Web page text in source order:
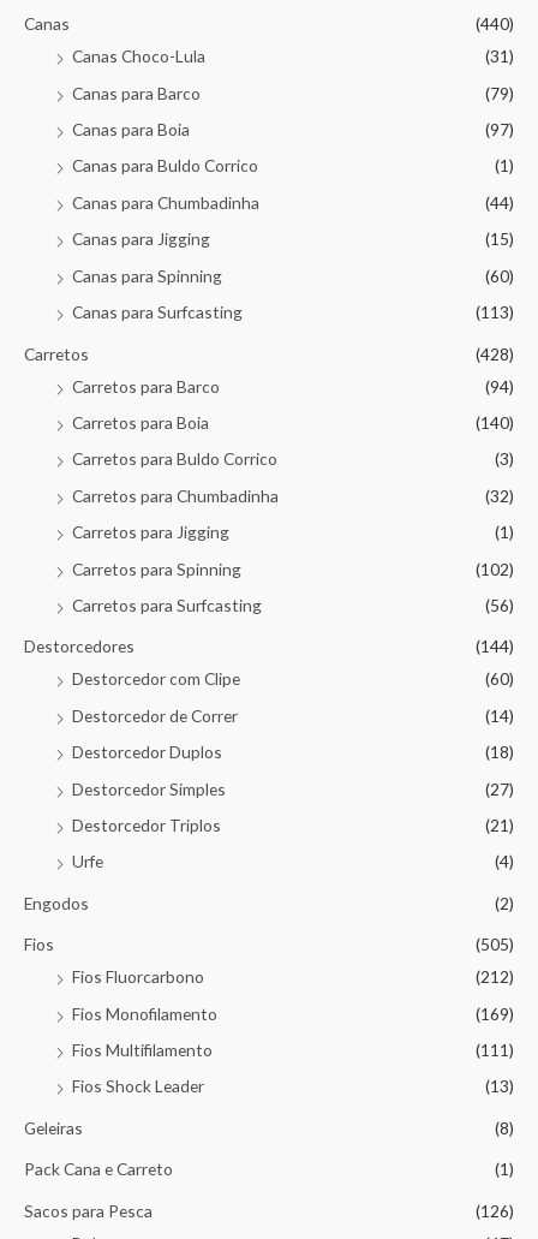
Canas
(440)
Canas Choco-Lula
(31)
Canas para Barco
(79)
Canas para Boia
(97)
Canas para Buldo Corrico
(1)
Canas para Chumbadinha
(44)
Canas para Jigging
(15)
Canas para Spinning
(60)
Canas para Surfcasting
(113)
Carretos
(428)
Carretos para Barco
(94)
Carretos para Boia
(140)
Carretos para Buldo Corrico
(3)
Carretos para Chumbadinha
(32)
Carretos para Jigging
(1)
Carretos para Spinning
(102)
Carretos para Surfcasting
(56)
Destorcedores
(144)
Destorcedor com Clipe
(60)
Destorcedor de Correr
(14)
Destorcedor Duplos
(18)
Destorcedor Simples
(27)
Destorcedor Triplos
(21)
Urfe
(4)
Engodos (2)
Fios
(505)
Fios Fluorcarbono
(212)
Fios Monofilamento
(169)
Fios Multifilamento
(111)
Fios Shock Leader
(13)
Geleiras (8)
Pack Cana e Carreto (1)
Sacos para Pesca
(126)